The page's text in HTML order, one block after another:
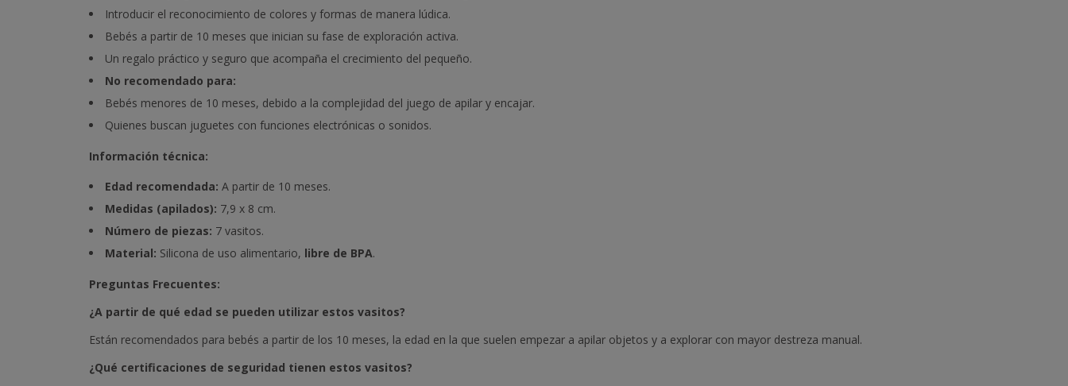
Introducir el reconocimiento de colores y formas de manera lúdica.
Bebés a partir de 10 meses que inician su fase de exploración activa.
Un regalo práctico y seguro que acompaña el crecimiento del pequeño.
No recomendado para:
Bebés menores de 10 meses, debido a la complejidad del juego de apilar y encajar.
Quienes buscan juguetes con funciones electrónicas o sonidos.
Información técnica:
Edad recomendada: A partir de 10 meses.
Medidas (apilados): 7,9 x 8 cm.
Número de piezas: 7 vasitos.
Material: Silicona de uso alimentario, libre de BPA.
Preguntas Frecuentes:
¿A partir de qué edad se pueden utilizar estos vasitos?
Están recomendados para bebés a partir de los 10 meses, la edad en la que suelen empezar a apilar objetos y a explorar con mayor destreza manual.
¿Qué certificaciones de seguridad tienen estos vasitos?